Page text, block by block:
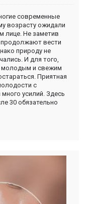
современные
возрасту ожидали
лице. Не заметив
продолжают вести
природу не
И для того,
и свежим
Приятная
с
усилий. Здесь
30 обязательно